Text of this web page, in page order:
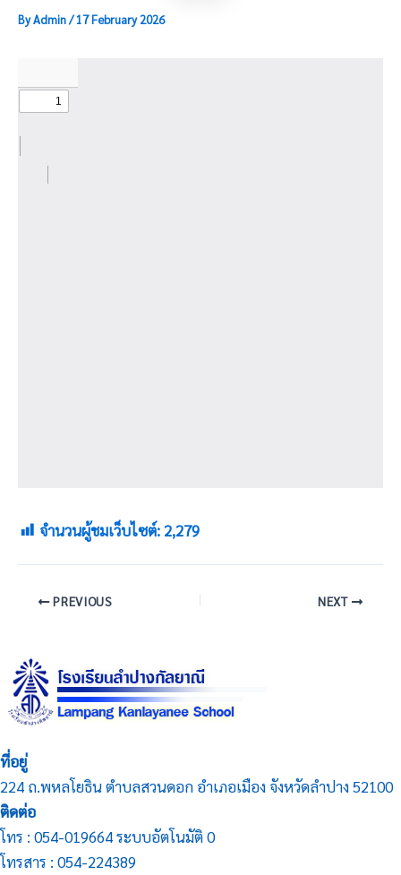
ByAdmin/17 February 2026
จำนวนผู้ชมเว็บไซต์:2,279
PREVIOUS NEXT
ที่อยู่
224 ถ.พหลโยธิน ตำบลสวนดอก อำเภอเมือง จังหวัดลำปาง 52100
ติดต่อ
โทร : 054-019664 ระบบอัตโนมัติ 0
โทรสาร : 054-224389